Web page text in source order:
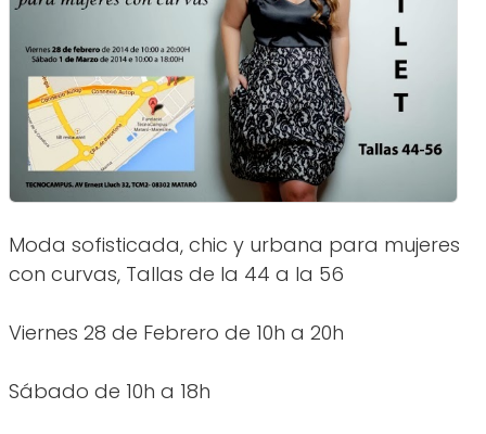
Moda sofisticada, chic y urbana para mujeres
con curvas, Tallas de la 44 a la 56
Viernes 28 de Febrero de 10h a 20h
Sábado de 10h a 18h